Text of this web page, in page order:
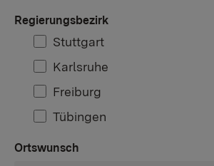
Regierungsbezirk
Stuttgart
Karlsruhe
Freiburg
Tübingen
Ortswunsch